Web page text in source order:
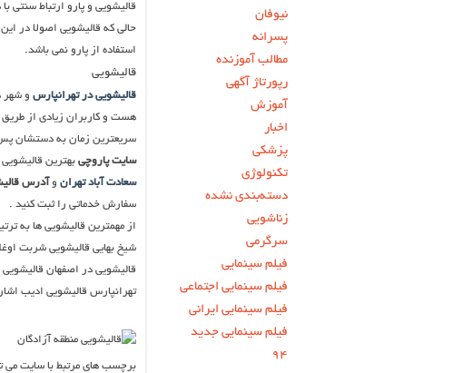
قالیشویی و پارو ارتباط سنتی
حالی که قالیشویی اصولا در
استفاده از پارو نمی باشد.
قالیشویی
قالیشویی در تهرانپارس و شهر
هست و کاربران زیادی از طریق
سریعترین زمان به دستشان
سایت پاروچی بهترین
سعادت آباد تهران و آدرس
سفارش خدماتی را ثبت کنید .
از مهمترین قالیشویی ها به
شیخ بهایی قالیشویی شربت
قالیشویی در اصفهان
تهرانپارس قالیشویی ادیب
برچسب های مرتبط با سایت می
نیوفان
پسرانه
مطالب آموزنده
رپورتاژ آگهی
آموزش
اخبار
پزشکی
تکنولوژی
دسته‌بندی نشده
زناشویی
سرگرمی
فیلم سینمایی
فیلم سینمایی اجتماعی
فیلم سینمایی ایرانی
فیلم سینمایی جدید
۹۴